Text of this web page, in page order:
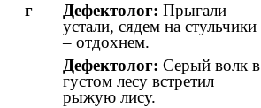
г
Дефектолог: Прыгали
устали, сядем на стульчики
– отдохнем.
Дефектолог: Серый волк в
густом лесу встретил
рыжую лису.